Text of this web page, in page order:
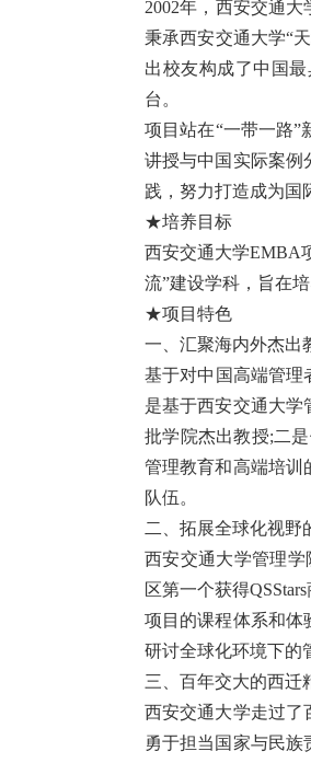
2002年，西安交通
秉承西安交通大学“
出校友构成了中国
台。
项目站在“一带一路
讲授与中国实际案例
践，努力打造成为国
★培养目标
西安交通大学EMBA
流”建设学科，旨在
★项目特色
一、汇聚海内外杰出
基于对中国高端管理
是基于西安交通大学
批学院杰出教授;二
管理教育和高端培训
队伍。
二、拓展全球化视野
西安交通大学管理
区第一个获得
项目的课程体系和体
研讨全球化环境下的
三、百年交大的西迁
西安交通大学走过了
勇于担当国家与民族